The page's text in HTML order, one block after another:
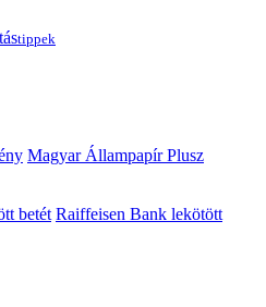
tippek
Magyar Állampapír Plusz
betét Raiffeisen Bank lekötött